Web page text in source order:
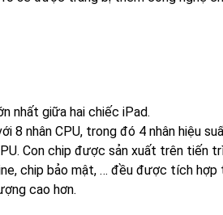
nhất giữa hai chiếc iPad.
8 nhân CPU, trong đó 4 nhân hiệu
Con chip được sản xuất trên tiến
chip bảo mật, … đều được tích
cao hơn.